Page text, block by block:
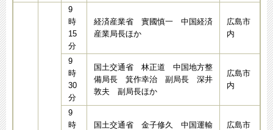
9
時
15
分
経済産業省 實國慎一 中国経済
産業局長ほか
広島市
内
9
時
30
分
国土交通省 林正道 中国地方整
備局長 箕作幸治 副局長 深井
敦夫 副局長ほか
広島市
内
9
時
国土交通省 金子修久 中国運輸
広島市